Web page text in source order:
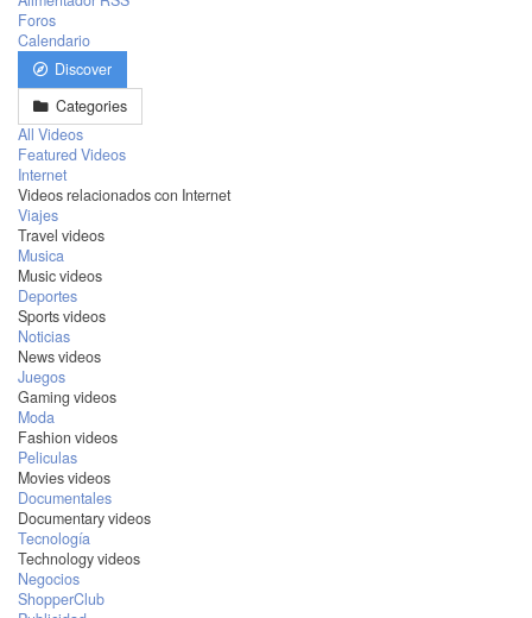
Foros
Calendario
Discover
Categories
All Videos
Featured Videos
Internet
Videos relacionados con Internet
Viajes
Travel videos
Musica
Music videos
Deportes
Sports videos
Noticias
News videos
Juegos
Gaming videos
Moda
Fashion videos
Peliculas
Movies videos
Documentales
Documentary videos
Tecnología
Technology videos
Negocios
ShopperClub